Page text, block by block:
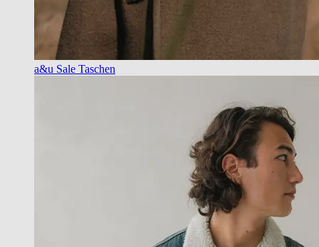
a&u Sale Taschen